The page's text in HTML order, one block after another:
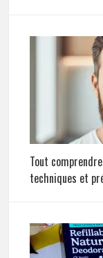
Tout
techniques et